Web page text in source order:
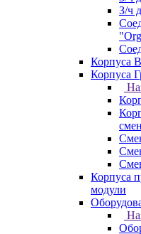
З/ч
Корпуса
Корпуса
Корпуса
модули